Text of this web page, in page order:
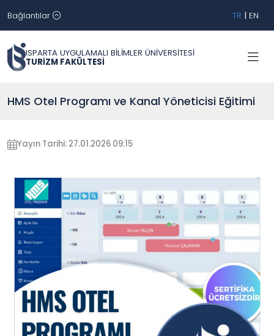
Bağlantılar TR | EN
ISPARTA UYGULAMALI BİLİMLER ÜNİVERSİTESİ
TURİZM FAKÜLTESİ
HMS Otel Programı ve Kanal Yöneticisi Eğitimi
Yayın Tarihi: 27.01.2026 09:15